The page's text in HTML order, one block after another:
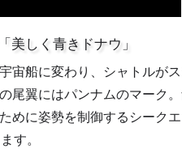
美しく青きドナウ」
宙船に変わり、シャトルが
尾翼にはパンナムのマーク
めに姿勢を制御するシーク
す。